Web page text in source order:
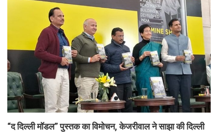
“द दिल्ली मॉडल” पुस्तक का विमोचन, केजरीवाल ने साझा की दिल्ली